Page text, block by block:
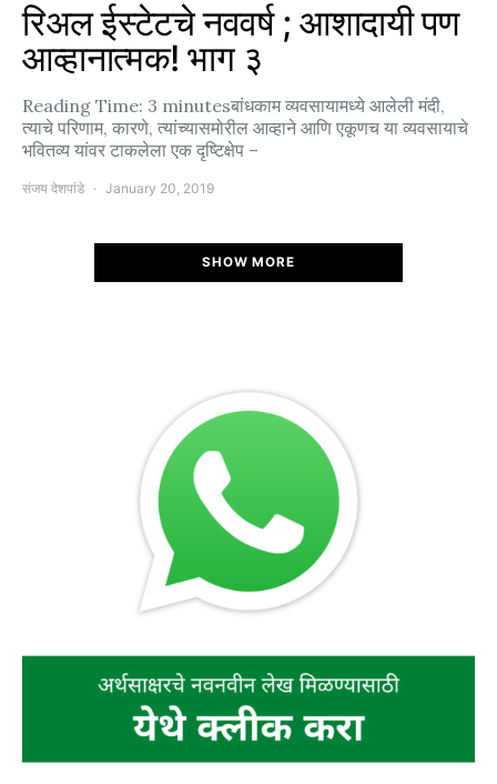
रिअल ईस्टेटचे नववर्ष ; आशादायी पण
आव्हानात्मक! भाग ३
Reading Time: 3 minutesबांधकाम व्यवसायामध्ये आलेली मंदी,
त्याचे परिणाम, कारणे, त्यांच्यासमोरील आव्हाने आणि एकूणच या व्यवसायाचे
भवितव्य यांवर टाकलेला एक दृष्टिक्षेप –
संजय देशपांडे January 20, 2019
SHOW MORE